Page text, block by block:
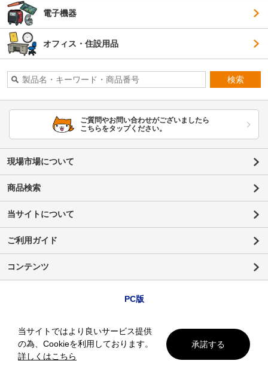
電子機器
オフィス・住設用品
検索
ご質問やお問い合わせがございましたら
こちらをタップください。
現場市場について
商品検索
当サイトについて
ご利用ガイド
コンテンツ
PC版
当サイトではより良いサービス提供
の為、Cookieを利用しております。
詳しくはこちら
承諾する